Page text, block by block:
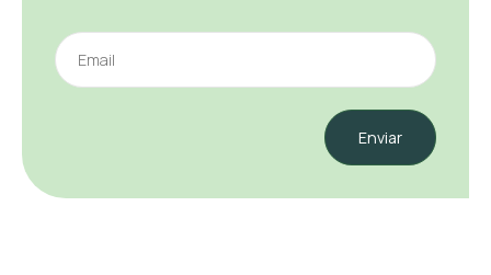
Enviar